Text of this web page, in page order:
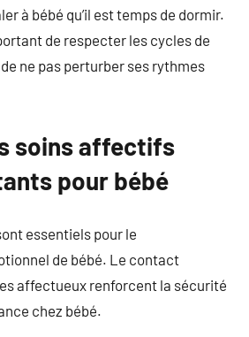
à bébé qu’il est temps de dormir.
de respecter les cycles de
ne pas perturber ses rythmes
soins affectifs
pour bébé
essentiels pour le
de bébé. Le contact
affectueux renforcent la sécurité
chez bébé.